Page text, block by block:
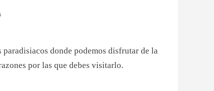
donde podemos disfrutar de la
por las que debes visitarlo.